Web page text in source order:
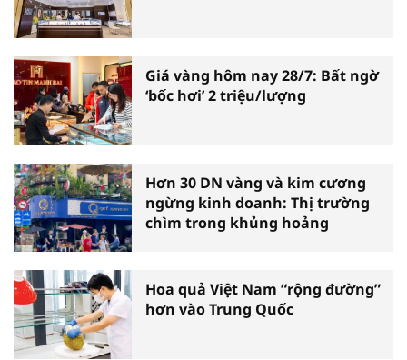
Giá vàng hôm nay 28/7: Bất ngờ
‘bốc hơi’ 2 triệu/lượng
Hơn 30 DN vàng và kim cương
ngừng kinh doanh: Thị trường
chìm trong khủng hoảng
Hoa quả Việt Nam “rộng đường”
hơn vào Trung Quốc